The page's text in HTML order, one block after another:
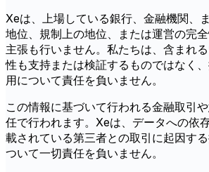
Xeは、上場している銀行、金融機関、
地位、規制上の地位、または運営の完
主張も行いません。私たちは、含まれ
性も支持または検証するものではなく
用について責任を負いません。
この情報に基づいて行われる金融取引
任で行われます。Xeは、データへの依
載されている第三者との取引に起因す
ついて一切責任を負いません。